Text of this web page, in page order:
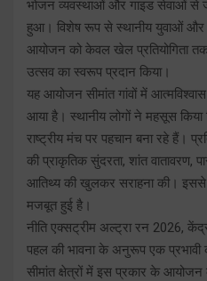
भोजन व्यवस्थाओं और गाइड सेवाओं से
हुआ। विशेष रूप से स्थानीय युवाओं और
आयोजन को केवल खेल प्रतियोगिता
उत्सव का स्वरूप प्रदान किया।
यह आयोजन सीमांत गांवों में
आया है। स्थानीय लोगों ने महसूस
राष्ट्रीय मंच पर पहचान बना रहे हैं।
की प्राकृतिक सुंदरता, शांत वातावरण,
आतिथ्य की खुलकर सराहना की। इससे
मजबूत हुई है।
नीति एक्सट्रीम अल्ट्रा रन 2026,
पहल की भावना के अनुरूप एक
सीमांत क्षेत्रों में इस प्रकार के आयोजन